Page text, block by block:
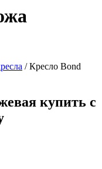
/ Кресло Bond
купить с